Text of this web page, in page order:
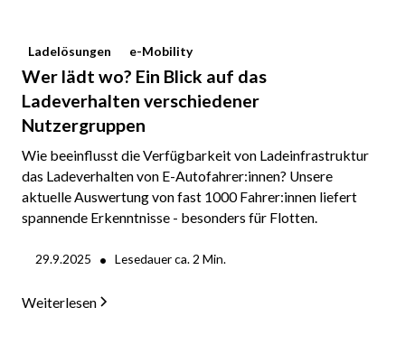
Ladelösungen e-Mobility
Wer lädt wo? Ein Blick auf das
Ladeverhalten verschiedener
Nutzergruppen
Wie beeinflusst die Verfügbarkeit von Ladeinfrastruktur
das Ladeverhalten von E-Autofahrer:innen? Unsere
aktuelle Auswertung von fast 1000 Fahrer:innen liefert
spannende Erkenntnisse - besonders für Flotten.
29.9.2025 • Lesedauer ca. 2 Min.
Weiterlesen